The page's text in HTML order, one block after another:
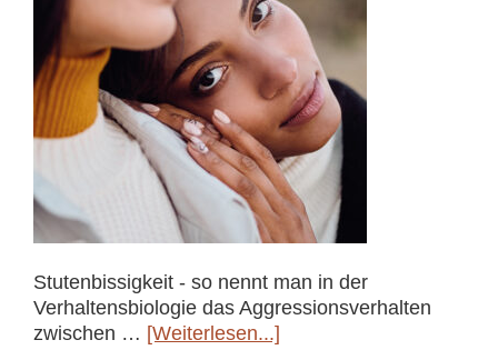
Stutenbissigkeit - so nennt man in der
Verhaltensbiologie das Aggressionsverhalten
zwischen … [Weiterlesen...]